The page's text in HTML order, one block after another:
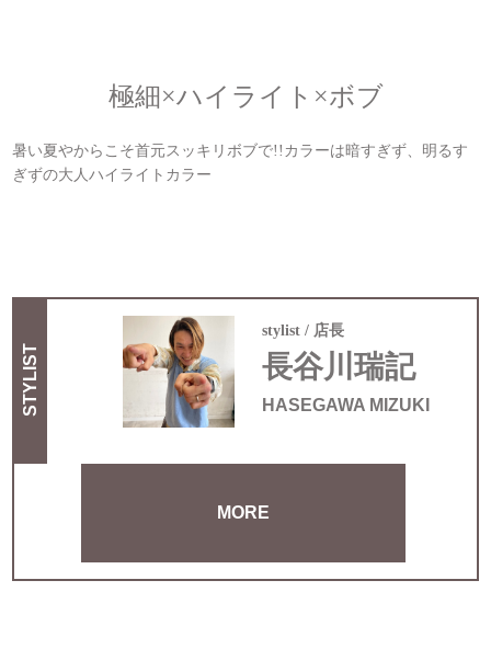
極細×ハイライト×ボブ
暑い夏やからこそ首元スッキリボブで!!カラーは暗すぎず、明るす
ぎずの大人ハイライトカラー
STYLIST
stylist 店長
長谷川瑞記
HASEGAWA MIZUKI
MORE